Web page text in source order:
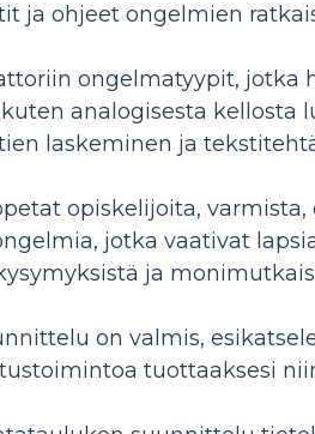
ja ohjeet ongelmien
ongelmatyypit, jotka
analogisesta
laskeminen ja
opiskelijoita,
jotka vaativat
ja
on valmis,
tuottaaksesi